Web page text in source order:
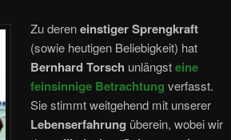
Zu dereneinstiger Sprengkraft
(sowie heutigen Beliebigkeit) hat
Bernhard Torsch unlängsteine
feinsinnige Betrachtung verfasst.
Sie stimmt weitgehend mit unserer
Lebenserfahrung überein, wobei wir